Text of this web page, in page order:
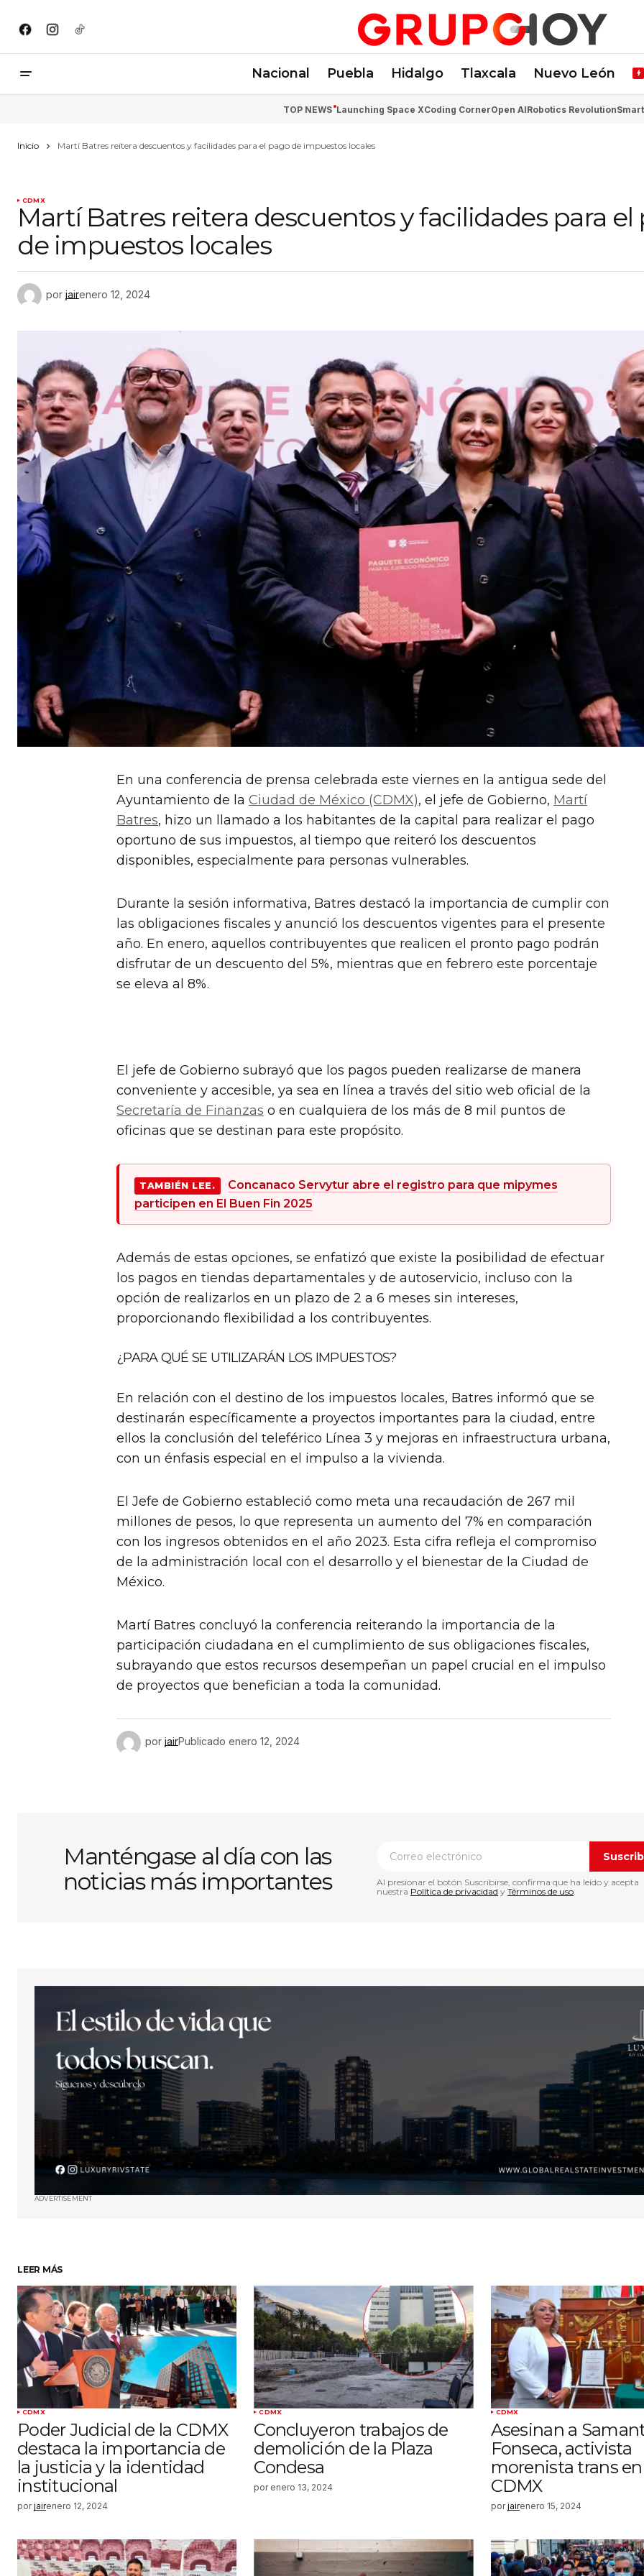
Nacional Puebla Hidalgo Tlaxcala Nuevo León
TOP NEWS Launching Space XCoding CornerOpen AIRobotics Revolution
Inicio Martí Batres reitera descuentos y facilidades para el pago de impuestos locales
CDMX
Martí Batres reitera descuentos y facilidades para el
de impuestos locales
por jairenero 12, 2024
En una conferencia de prensa celebrada este viernes en la antigua sede del
Ayuntamiento de la Ciudad de México (CDMX), el jefe de Gobierno, Martí
Batres, hizo un llamado a los habitantes de la capital para realizar el pago
oportuno de sus impuestos, al tiempo que reiteró los descuentos
disponibles, especialmente para personas vulnerables.
Durante la sesión informativa, Batres destacó la importancia de cumplir con
las obligaciones fiscales y anunció los descuentos vigentes para el presente
año. En enero, aquellos contribuyentes que realicen el pronto pago podrán
disfrutar de un descuento del 5%, mientras que en febrero este porcentaje
se eleva al 8%.
El jefe de Gobierno subrayó que los pagos pueden realizarse de manera
conveniente y accesible, ya sea en línea a través del sitio web oficial de la
Secretaría de Finanzas o en cualquiera de los más de 8 mil puntos de
oficinas que se destinan para este propósito.
TAMBIÉN LEE.
Concanaco Servytur abre el registro para que mipymes
participen en El Buen Fin 2025
Además de estas opciones, se enfatizó que existe la posibilidad de efectuar
los pagos en tiendas departamentales y de autoservicio, incluso con la
opción de realizarlos en un plazo de 2 a 6 meses sin intereses,
proporcionando flexibilidad a los contribuyentes.
¿PARA QUÉ SE UTILIZARÁN LOS IMPUESTOS?
En relación con el destino de los impuestos locales, Batres informó que se
destinarán específicamente a proyectos importantes para la ciudad, entre
ellos la conclusión del teleférico Línea 3 y mejoras en infraestructura urbana,
con un énfasis especial en el impulso a la vivienda.
El Jefe de Gobierno estableció como meta una recaudación de 267 mil
millones de pesos, lo que representa un aumento del 7% en comparación
con los ingresos obtenidos en el año 2023. Esta cifra refleja el compromiso
de la administración local con el desarrollo y el bienestar de la Ciudad de
México.
Martí Batres concluyó la conferencia reiterando la importancia de la
participación ciudadana en el cumplimiento de sus obligaciones fiscales,
subrayando que estos recursos desempeñan un papel crucial en el impulso
de proyectos que benefician a toda la comunidad.
por jairPublicado enero 12, 2024
Manténgase al día con las
noticias más importantes
Al presionar el botón Suscribirse, confirma que ha leído y acepta
nuestra Política de privacidad y Términos de uso
ADVERTISEMENT
LEER MÁS
CDMX
Poder Judicial de la CDMX
destaca la importancia de
la justicia y la identidad
institucional
por jairenero 12, 2024
CDMX
Concluyeron trabajos de
demolición de la Plaza
Condesa
por enero 13, 2024
CDMX
Asesinan a
Fonseca, activista
morenista trans
CDMX
por jairenero 15, 2024